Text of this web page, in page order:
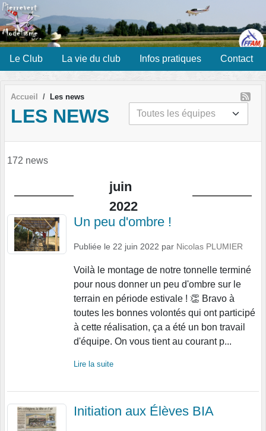
Le Club La vie du club Infos pratiques Contact
Accueil Les news
LES NEWS
172 news
juin
2022
Un peu d'ombre !
Publiée le 22 juin 2022 par Nicolas PLUMIER
Voilà le montage de notre tonnelle terminé
pour nous donner un peu d'ombre sur le
terrain en période estivale ! 👏 Bravo à
toutes les bonnes volontés qui ont participé
à cette réalisation, ça a été un bon travail
d'équipe. On vous tient au courant p...
Lire la suite
Initiation aux Élèves BIA
Panneau de gestion des cookies